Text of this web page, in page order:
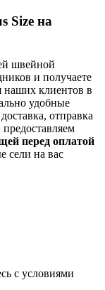
Size на
швейной
и получаете
наших клиентов в
удобные
отправка
перед оплатой
сели на вас
с условиями